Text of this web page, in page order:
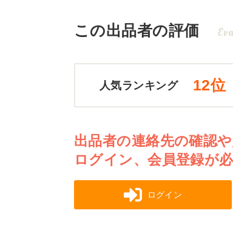
この出品者の評価
人気ランキング 12位
出品者の連絡先の確認
ログイン、会員登録が必
ログイン